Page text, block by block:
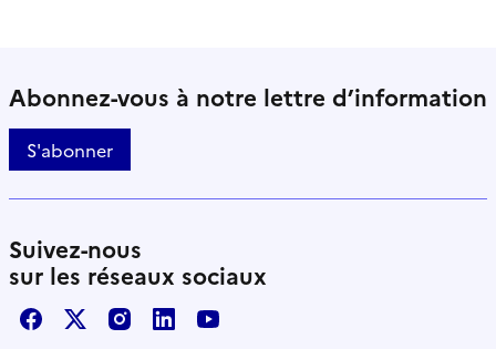
Abonnez-vous à notre lettre d’information
S'abonner
Suivez-nous
sur les réseaux sociaux
FacebookX / TwitterInstagram
LinkedInYoutube